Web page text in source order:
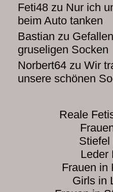
Feti48 zu Nur ich
beim Auto tanken
Bastian zu
gruseligen Socken
Norbert64 zu Wir
unsere schönen
Reale
Stiefel
Leder
Frauen in
Girls in